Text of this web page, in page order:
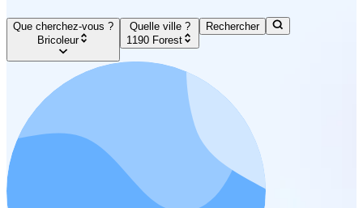
Que cherchez-vous ?
Bricoleur
Quelle ville ?
1190 Forest
Rechercher